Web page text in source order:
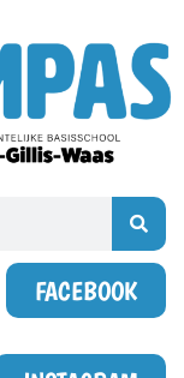
FACEBOOK